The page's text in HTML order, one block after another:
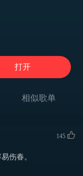
的光阴
打开
相似歌单
145
伤春。